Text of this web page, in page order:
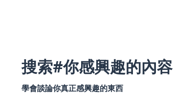
搜索#你感興趣的內容
學會談論你真正感興趣的東西